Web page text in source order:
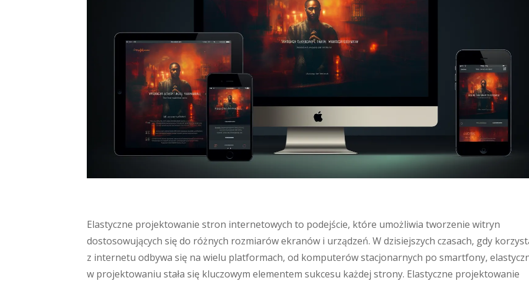
Elastyczne projektowanie stron internetowych to podejście, które umożliwia tworzenie witryn
dostosowujących się do różnych rozmiarów ekranów i urządzeń. W dzisiejszych czasach, gdy
z internetu odbywa się na wielu platformach, od komputerów stacjonarnych po smartfony,
w projektowaniu stała się kluczowym elementem sukcesu każdej strony. Elastyczne projektowanie